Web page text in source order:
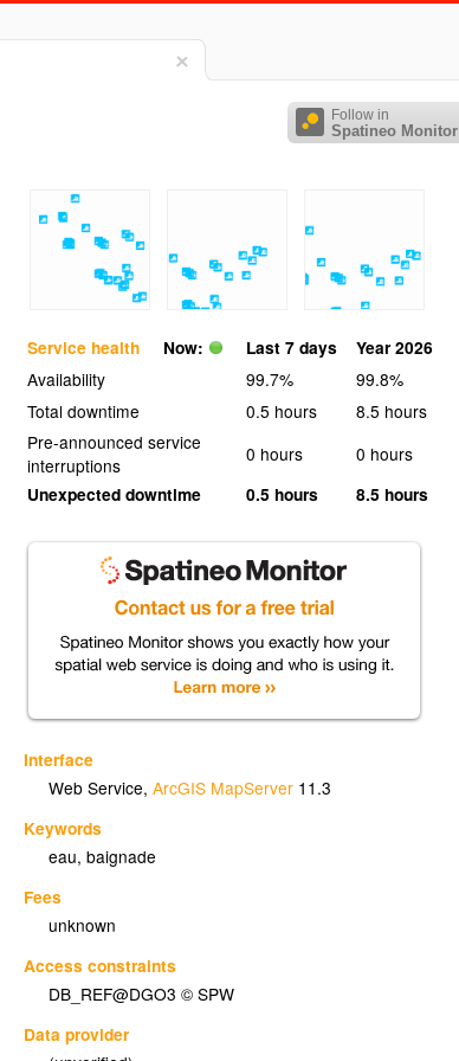
Follow in
Spatineo Monitor
Service health Now: Last 7 days
Year 2026
Availability
99.7%
99.8%
Total downtime
0.5 hours
8.5 hours
Pre-announced service
interruptions
0 hours
0 hours
Unexpected downtime
0.5 hours 8.5 hours
Interface
Web Service,ArcGIS MapServer 11.3
Keywords
eau,baignade
Fees
unknown
Access constraints
DB_REF@DGO3 © SPW
Data provider